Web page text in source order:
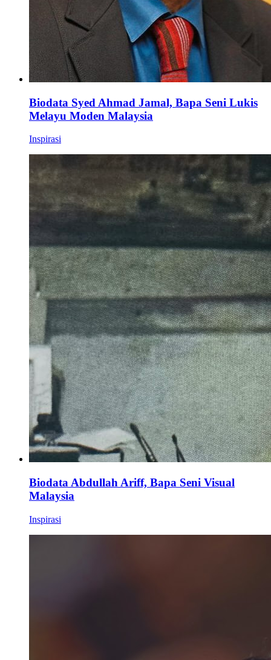
Biodata Syed Ahmad Jamal, Bapa Seni Lukis
Melayu Moden Malaysia
Inspirasi
Biodata Abdullah Ariff, Bapa Seni Visual
Malaysia
Inspirasi